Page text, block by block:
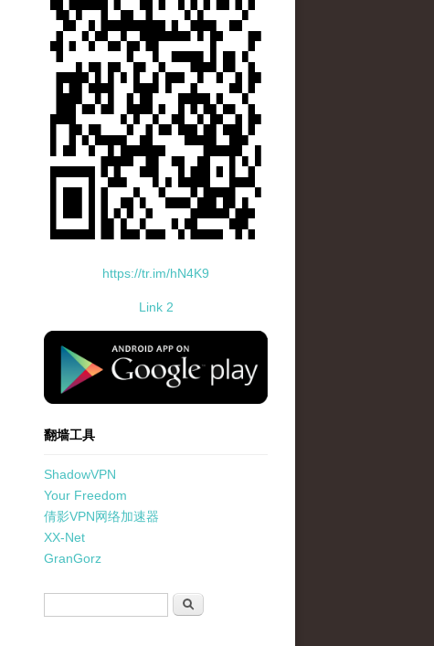
https://tr.im/hN4K9
Link 2
standard-icon-googleplay-app-store.png
翻墙工具
ShadowVPN
Your Freedom
倩影VPN网络加速器
XX-Net
GranGorz
搜索